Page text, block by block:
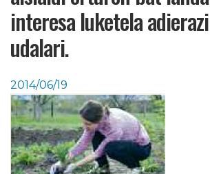
interesa luketela
udalari.
2014/06/19